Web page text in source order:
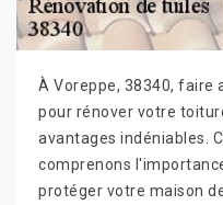
À Voreppe, 38340, faire
pour rénover votre
avantages indéniables.
comprenons
protéger votre maison